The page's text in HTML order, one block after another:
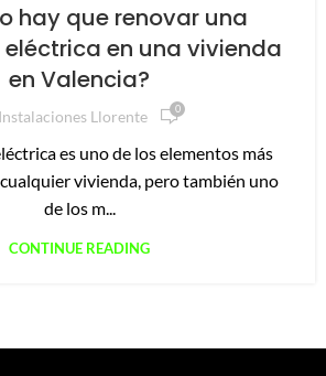
hay que renovar una
en una vivienda
en Valencia?
Instalaciones Llorente 0
es uno de los elementos más
vivienda, pero también uno
de los m...
CONTINUE READING